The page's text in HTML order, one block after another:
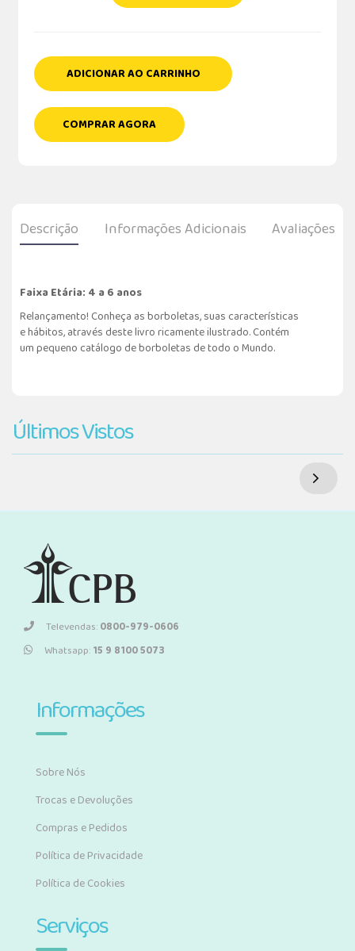
ADICIONAR AO CARRINHO
COMPRAR AGORA
Descrição Informações Adicionais Avaliações
Faixa Etária: 4 a 6 anos
Relançamento! Conheça as borboletas, suas características
e hábitos, através deste livro ricamente ilustrado. Contém
um pequeno catálogo de borboletas de todo o Mundo.
Últimos Vistos
Televendas:0800-979-0606
Whatsapp:15 9 8100 5073
Informações
Sobre Nós
Trocas e Devoluções
Compras e Pedidos
Política de Privacidade
Política de Cookies
Serviços